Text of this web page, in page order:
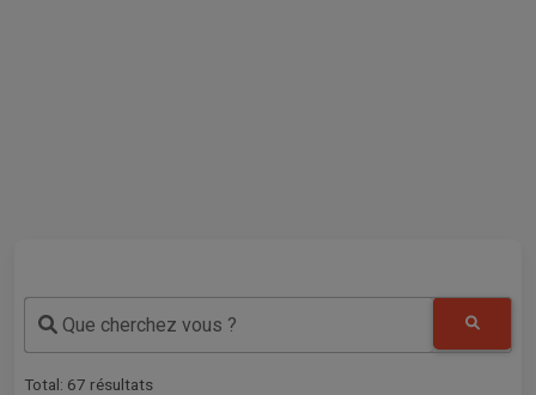
Que cherchez vous ?
Total: 67 résultats